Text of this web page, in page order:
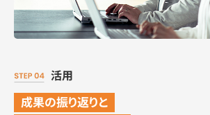
活用
成果の振り返りと